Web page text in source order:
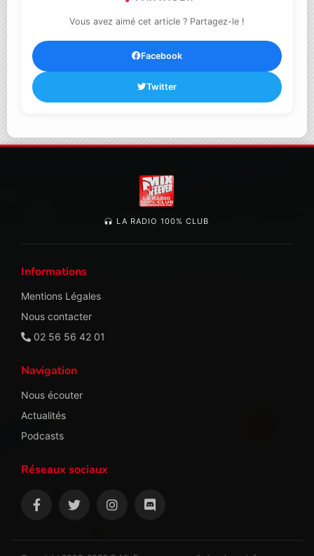
Vous avez aimé cet article ? Partagez-le !
Facebook
Twitter
LA RADIO 100% CLUB
Informations
Mentions Légales
Nous contacter
02 56 56 42 01
Navigation
Nous écouter
Actualités
Podcasts
Réseaux sociaux